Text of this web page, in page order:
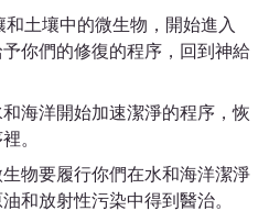
土壤中的微生物，開始進入
你們的修復的程序，回到神給
海洋開始加速潔淨的程序，恢
。
物要履行你們在水和海洋潔淨
和放射性污染中得到醫治。